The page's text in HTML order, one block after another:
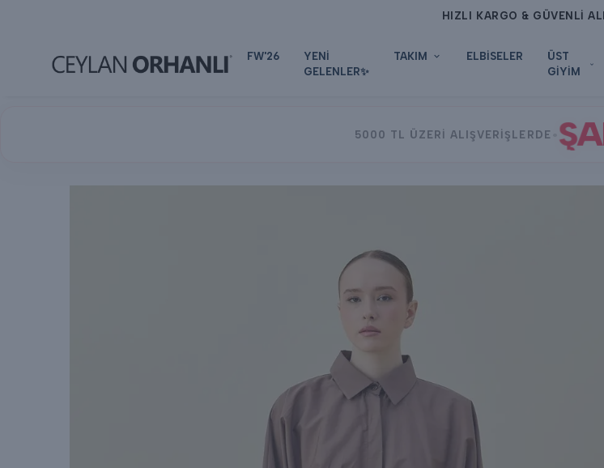
HIZLI KARGO & GÜVENLİ
FW'26
YENİ
GELENLER✨
TAKIM ELBİSELER
ÜST
GİYİM
5000 TL ÜZERİ ALIŞVERİŞLERDE